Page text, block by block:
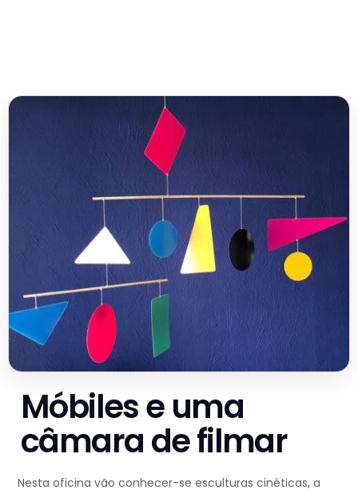
Móbiles e uma
câmara de filmar
Nesta oficina vão conhecer-se esculturas cinéticas, a